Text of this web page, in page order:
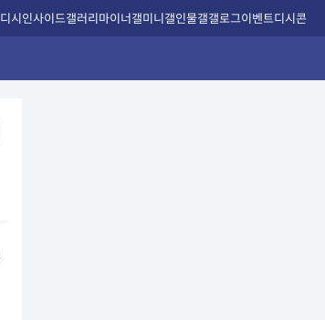
디시인사이드갤러리마이너갤미니갤인물갤갤로그이벤트디시콘